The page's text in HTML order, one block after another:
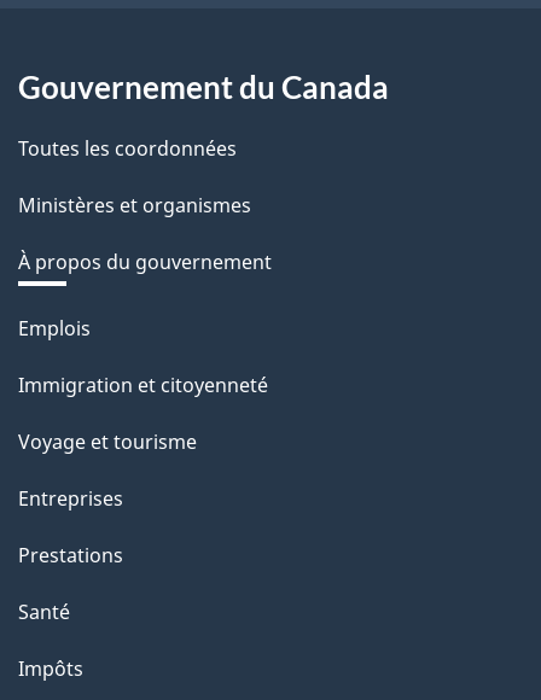
Gouvernement du Canada
Toutes les coordonnées
Ministères et organismes
À propos du gouvernement
Thèmes
sujets
Emplois
Immigration et citoyenneté
Voyage et tourisme
Entreprises
Prestations
Santé
Impôts